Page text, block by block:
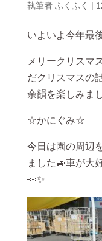
執筆者 ふくふく |
いよいよ今年最
メリークリスマ
だクリスマスの
余韻を楽しみま
☆かにぐみ☆
今日は園の周辺
ました🚙車が大
👀✨